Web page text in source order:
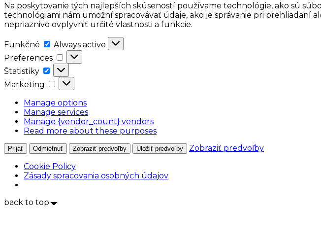
Na poskytovanie tých najlepších skúseností používame technológie, ako sú
technológiami nám umožní spracovávať údaje, ako je správanie pri prehliadaní
nepriaznivo ovplyvniť určité vlastnosti a funkcie.
Funkčné Funkčné
Always active
Preferences
Preferences
Štatistiky
Štatistiky
Marketing
Marketing
Manage options
Manage services
Manage {vendor_count} vendors
Read more about these purposes
Prijať Odmietnuť Zobraziť predvoľby Uložiť predvoľby
Zobraziť predvoľby
Cookie Policy
Zásady spracovania osobných údajov
back to top